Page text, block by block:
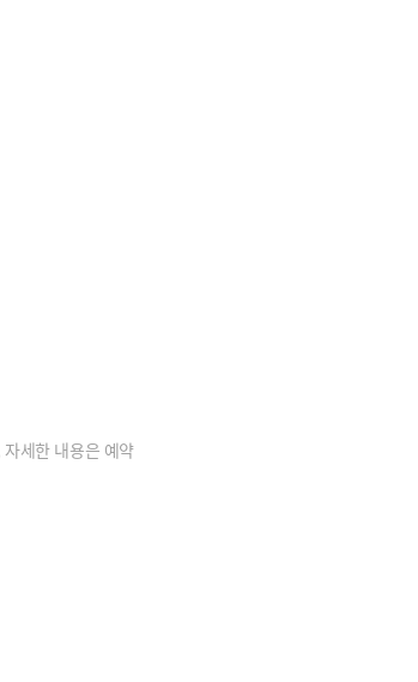
세한 내용은 예약